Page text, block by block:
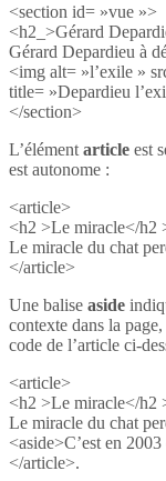
<section id= »vue »>
<h2_>Gérard
Gérard Depardieu à
<img alt= »l’exile »
title= »Depardieu
</section>
L’élément article est
est autonome :
<article>
<h2 >Le miracle</h2
Le miracle du chat
</article>
Une balise aside
contexte dans la
code de l’article ci-
<article>
<h2 >Le miracle</h2
Le miracle du chat
<aside>C’est en
</article>.